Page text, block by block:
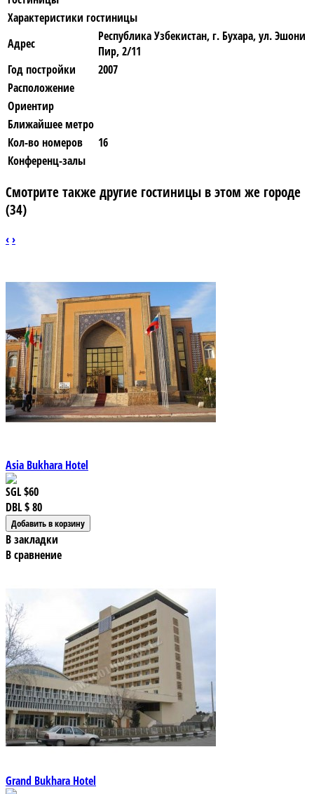
Характеристики гостиницы
Адрес
Республика Узбекистан, г. Бухара, ул. Эшони
Пир, 2/11
Год постройки
2007
Расположение
Ориентир
Ближайшее метро
Кол-во номеров
16
Конференц-залы
Смотрите также другие гостиницы в этом же городе
(34)
‹›
Asia Bukhara Hotel
SGL$60
DBL$ 80
В закладки
В сравнение
Grand Bukhara Hotel